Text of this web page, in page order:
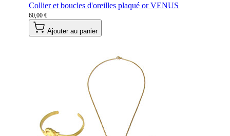
Collier et boucles d'oreilles plaqué or VENUS
60,00 €
Ajouter au panier